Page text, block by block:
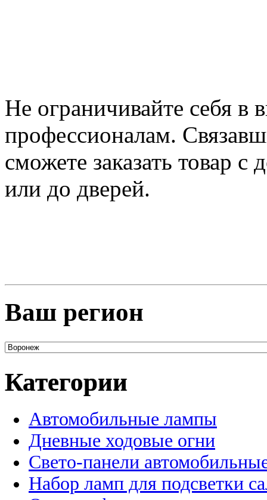
Не ограничивайте себя в
профессионалам.
сможете заказать товар с
или до дверей.
Ваш регион
Категории
Автомобильные лампы
Дневные ходовые огни
Свето-панели
Набор ламп для подсветки